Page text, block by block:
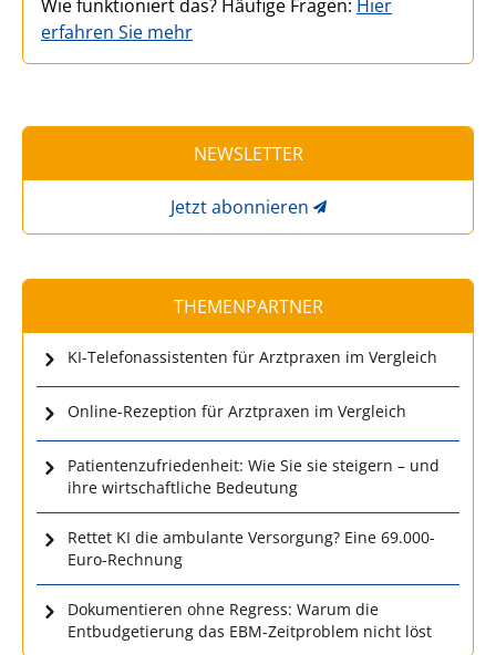
Wie funktioniert das? Häufige Fragen: Hier
erfahren Sie mehr
NEWSLETTER
Jetzt abonnieren
THEMENPARTNER
KI-Telefonassistenten für Arztpraxen im Vergleich
Online-Rezeption für Arztpraxen im Vergleich
Patientenzufriedenheit: Wie Sie sie steigern – und
ihre wirtschaftliche Bedeutung
Rettet KI die ambulante Versorgung? Eine 69.000-
Euro-Rechnung
Dokumentieren ohne Regress: Warum die
Entbudgetierung das EBM-Zeitproblem nicht löst